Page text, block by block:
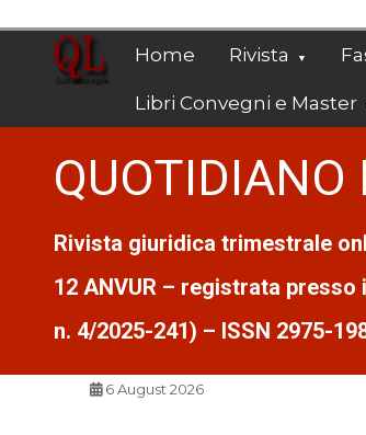
contenuto
Home Rivista
Libri Convegni e Master
QUOTIDIANO
Rivista giuridica trimestrale
12 ANVUR – registrata presso
n. 4/2025-241) – ISSN 2975-
6 August 2026